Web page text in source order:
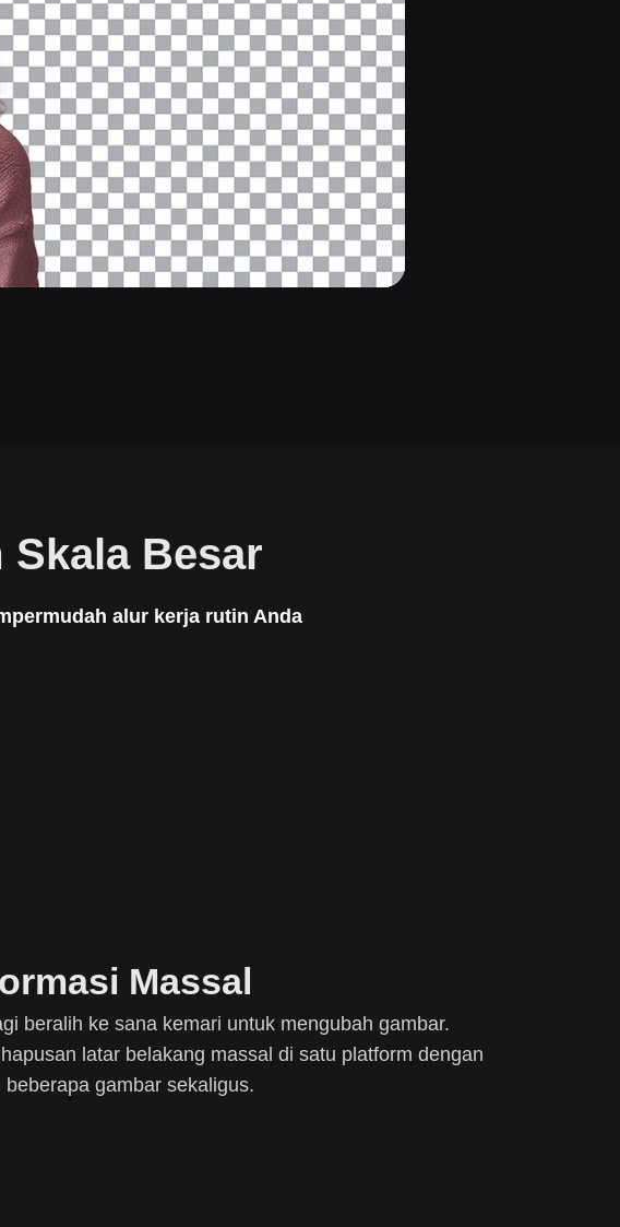
Besar
alur kerja rutin Anda
Massal
beralih ke sana kemari untuk mengubah gambar.
latar belakang massal di satu platform dengan
beberapa gambar sekaligus.